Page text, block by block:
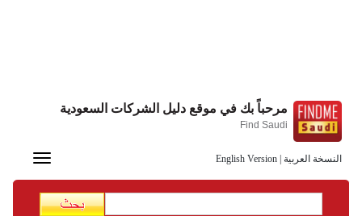
النسخة العربية English Version
مرحباً بك في موقع دليل الشركات السعودية
Find Saudi
Toggle